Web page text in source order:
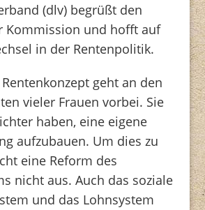
(dlv) begrüßt den
Kommission und hofft auf
in der Rentenpolitik.
geht an den
vieler Frauen vorbei. Sie
haben, eine eigene
aufzubauen. Um dies zu
eine Reform des
nicht aus. Auch das soziale
und das Lohnsystem